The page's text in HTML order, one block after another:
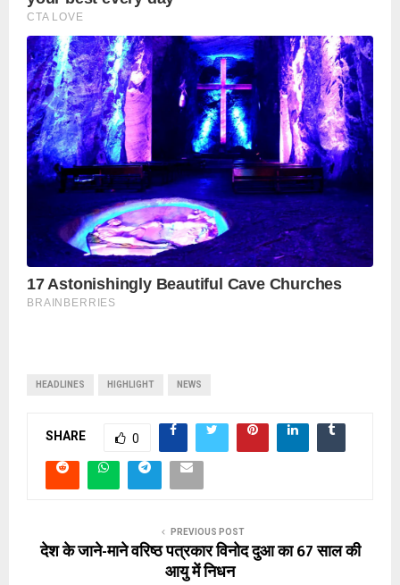
HEADLINES HIGHLIGHT NEWS
SHARE 0
PREVIOUS POST
देश के जाने-माने वरिष्ठ पत्रकार विनोद दुआ का 67 साल की
आयु में निधन